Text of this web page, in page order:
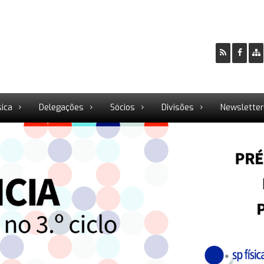
Delegações Sócios Divisões